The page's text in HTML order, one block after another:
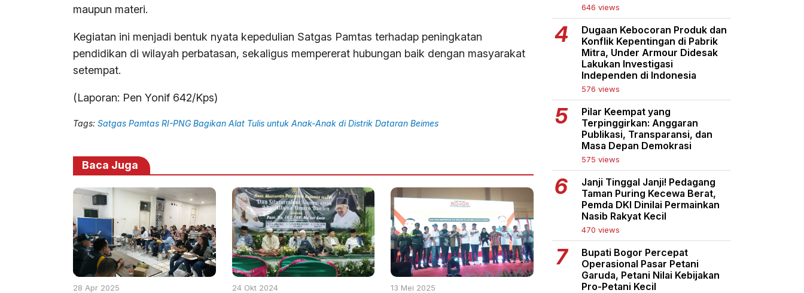
maupun materi.
Kegiatan ini menjadi bentuk nyata kepedulian Satgas Pamtas terhadap peningkatan
pendidikan di wilayah perbatasan, sekaligus mempererat hubungan baik dengan masyarakat
setempat.
(Laporan: Pen Yonif 642/Kps)
Tags: Satgas Pamtas RI-PNG Bagikan Alat Tulis untuk Anak-Anak di Distrik Dataran Beimes
Baca Juga
28 Apr 2025 24 Okt 2024 13 Mei 2025
646 views
Dugaan Kebocoran Produk dan
Konflik Kepentingan di Pabrik
Mitra, Under Armour Didesak
Lakukan Investigasi
Independen di Indonesia
576 views
Pilar Keempat yang
Terpinggirkan: Anggaran
Publikasi, Transparansi, dan
Masa Depan Demokrasi
575 views
Janji Tinggal Janji! Pedagang
Taman Puring Kecewa Berat,
Pemda DKI Dinilai Permainkan
Nasib Rakyat Kecil
470 views
Bupati Bogor Percepat
Operasional Pasar Petani
Garuda, Petani Nilai Kebijakan
Pro-Petani Kecil